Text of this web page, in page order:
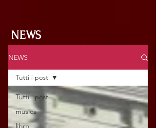
NEWS
NEWS
Tutti i post
musica
libro
Tutti i post